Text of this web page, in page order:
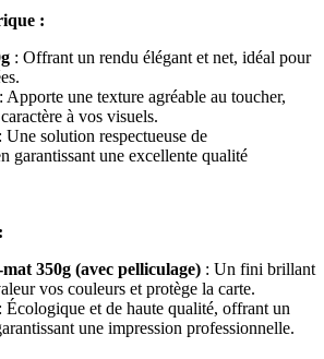
:
: Offrant un rendu élégant et net, idéal pour
: Apporte une texture agréable au toucher,
à vos visuels.
: Une solution respectueuse de
garantissant une excellente qualité
350g (avec pelliculage) : Un fini brillant
vos couleurs et protège la carte.
: Écologique et de haute qualité, offrant un
une impression professionnelle.